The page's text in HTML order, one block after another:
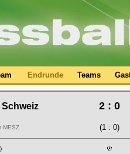
Endrunde Teams
Schweiz 2 : 0
MESZ (1 : 0)